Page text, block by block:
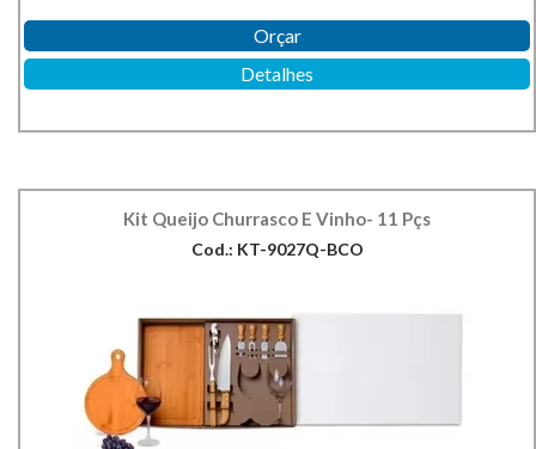
Orçar
Detalhes
Kit Queijo Churrasco E Vinho- 11 Pçs
Cod.: KT-9027Q-BCO